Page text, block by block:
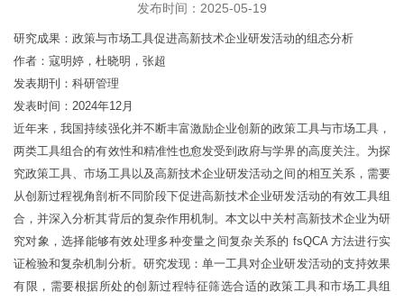
发布时间：2025-05-19
研究成果：政策与市场工具促进高新技术企业研发活动的组态分析
作者：寇明婷，杜晓明，张超
发表期刊：科研管理
发表时间： 2024年12月
近年来，我国持续强化并不断丰富激励企业创新的政策工具与市场工具，
两类工具组合的有效性和精准性也愈发受到政府与学界的高度关注。为探
究政策工具、市场工具以及高新技术企业研发活动之间的相互关系，需要
从创新过程视角剖析不同阶段下促进高新技术企业研发活动的有效工具组
合，并深入分析其背后的复杂作用机制。本文以中关村高新技术企业为研
究对象，选择能够有效处理多种变量之间复杂关系的 fsQCA 方法进行实
证检验和复杂机制分析。研究发现：单一工具对企业研发活动的支持效果
有限，需要根据所处的创新过程特征筛选合适的政策工具和市场工具组